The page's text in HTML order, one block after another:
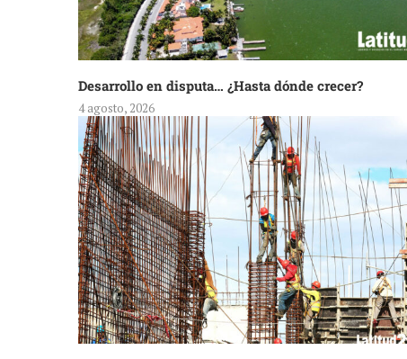
Desarrollo en disputa… ¿Hasta dónde crecer?
4 agosto, 2026